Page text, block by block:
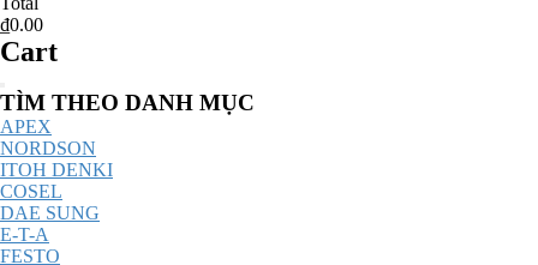
₫0.00
Cart
Catalog
Menu
TÌM THEO DANH MỤC
APEX
NORDSON
ITOH DENKI
COSEL
DAE SUNG
E-T-A
FESTO